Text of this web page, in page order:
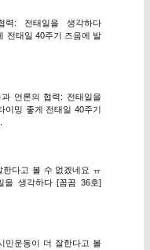
력: 전태일을 생각하다
전태일 40주기 즈음에 발
언론의 협력: 전태일을
이밍 좋게 전태일 40주기
다고 볼 수 없겠네요 ㅠ
을 생각하다 [꼼꼼 36호]
민운동이 더 잘한다고 볼